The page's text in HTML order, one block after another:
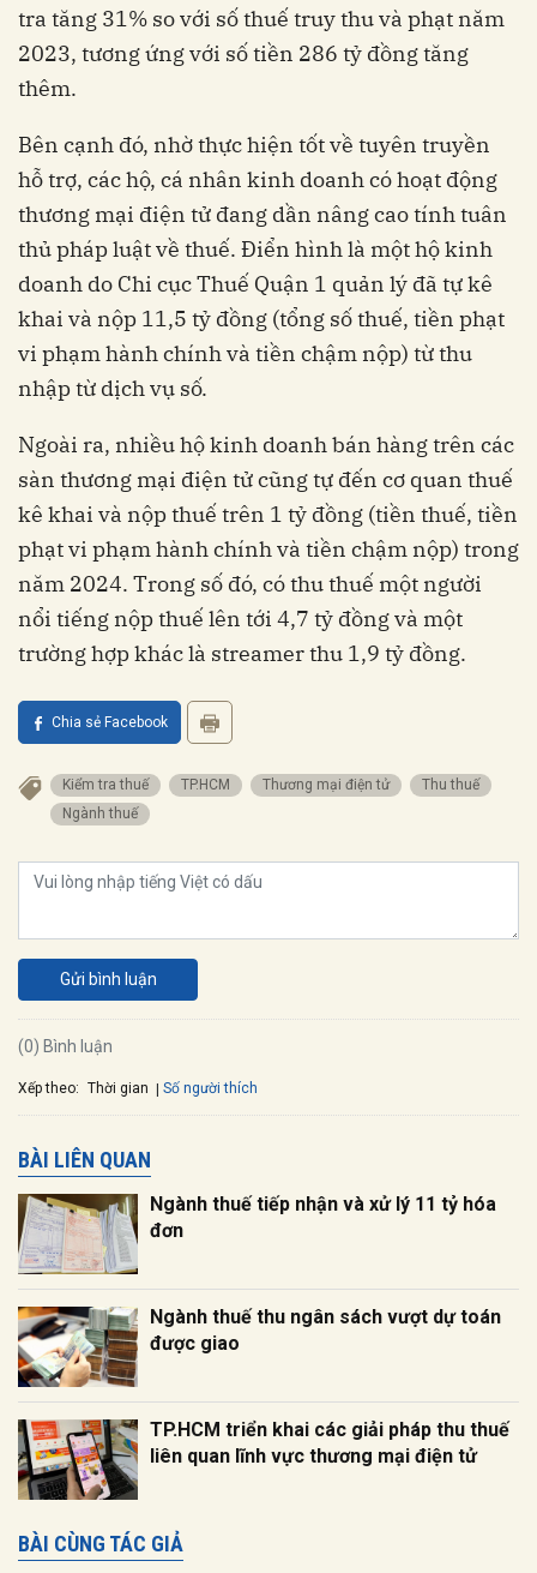
tra tăng 31% so với số thuế truy thu và phạt năm
2023, tương ứng với số tiền 286 tỷ đồng tăng
thêm.
Bên cạnh đó, nhờ thực hiện tốt về tuyên truyền
hỗ trợ, các hộ, cá nhân kinh doanh có hoạt động
thương mại điện tử đang dần nâng cao tính tuân
thủ pháp luật về thuế. Điển hình là một hộ kinh
doanh do Chi cục Thuế Quận 1 quản lý đã tự kê
khai và nộp 11,5 tỷ đồng (tổng số thuế, tiền phạt
vi phạm hành chính và tiền chậm nộp) từ thu
nhập từ dịch vụ số.
Ngoài ra, nhiều hộ kinh doanh bán hàng trên các
sàn thương mại điện tử cũng tự đến cơ quan thuế
kê khai và nộp thuế trên 1 tỷ đồng (tiền thuế, tiền
phạt vi phạm hành chính và tiền chậm nộp) trong
năm 2024. Trong số đó, có thu thuế một người
nổi tiếng nộp thuế lên tới 4,7 tỷ đồng và một
trường hợp khác là streamer thu 1,9 tỷ đồng.
Chia sẻ Facebook
kiểm tra thuế TP.HCM thương mại điện tử
thu thuế
ngành thuế
Gửi bình luận
(0) Bình luận
Xếp theo: Thời gian Số người thích
BÀI LIÊN QUAN
Ngành thuế tiếp nhận và xử lý 11 tỷ hóa
đơn
Ngành thuế thu ngân sách vượt dự toán
được giao
TP.HCM triển khai các giải pháp thu thuế
liên quan lĩnh vực thương mại điện tử
BÀI CÙNG TÁC GIẢ